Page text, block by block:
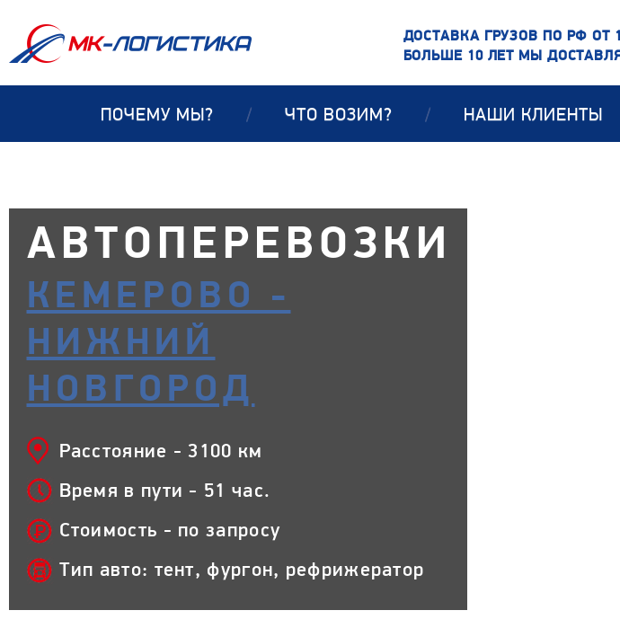
ДОСТАВКА ГРУЗОВ ПО РФ ОТ
БОЛЬШЕ 10 ЛЕТ МЫ
ПОЧЕМУ МЫ? / ЧТО ВОЗИМ? / НАШИ КЛИЕНТЫ
АВТОПЕРЕВОЗКИ
КЕМЕРОВО -
НИЖНИЙ
НОВГОРОД
Расстояние - 3100 км
Время в пути - 51 час.
Стоимость - по запросу
Тип авто: тент, фургон, рефрижератор